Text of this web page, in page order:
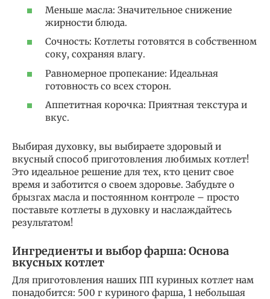
Меньше масла: Значительное снижение
жирности блюда.
Сочность: Котлеты готовятся в собственном
соку, сохраняя влагу.
Равномерное пропекание: Идеальная
готовность со всех сторон.
Аппетитная корочка: Приятная текстура и
вкус.
Выбирая духовку, вы выбираете здоровый и
вкусный способ приготовления любимых котлет!
Это идеальное решение для тех, кто ценит свое
время и заботится о своем здоровье. Забудьте о
брызгах масла и постоянном контроле – просто
поставьте котлеты в духовку и наслаждайтесь
результатом!
Ингредиенты и выбор фарша: Основа
вкусных котлет
Для приготовления наших ПП куриных котлет нам
понадобится: 500 г куриного фарша, 1 небольшая